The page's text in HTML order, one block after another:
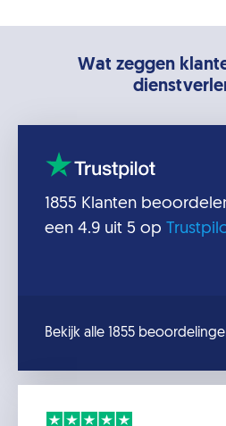
Wat zeggen
1855 Klanten
een 4.9 uit 5 op
Bekijk alle 1855